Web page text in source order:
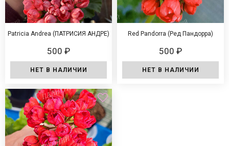
Patricia Andrea (ПАТРИСИЯ АНДРЕ)
500 ₽
НЕТ В НАЛИЧИИ
Rеd Раndоrrа (Ред Пандорра)
500 ₽
НЕТ В НАЛИЧИИ